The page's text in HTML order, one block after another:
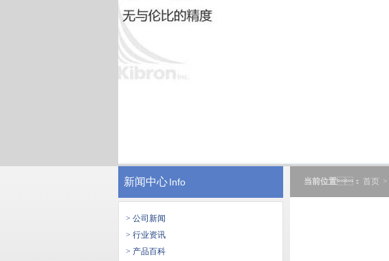
新闻中心Info
> 公司新闻
> 行业资讯
> 产品百科
当前位置： 首页 >